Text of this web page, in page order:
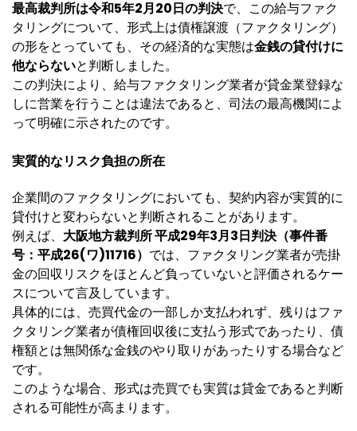
最高裁判所は令和5年2月20日の判決で、この給与ファク
タリングについて、形式上は債権譲渡（ファクタリング）
の形をとっていても、その経済的な実態は金銭の貸付けに
他ならないと判断しました。
この判決により、給与ファクタリング業者が貸金業登録な
しに営業を行うことは違法であると、司法の最高機関によ
って明確に示されたのです。
実質的なリスク負担の所在
企業間のファクタリングにおいても、契約内容が実質的に
貸付けと変わらないと判断されることがあります。
例えば、 大阪地方裁判所 平成29年3月3日判決（事件番
号：平成26(ワ)11716） では、ファクタリング業者が売掛
金の回収リスクをほとんど負っていないと評価されるケー
スについて言及しています。
具体的には、売買代金の一部しか支払われず、残りはファ
クタリング業者が債権回収後に支払う形式であったり、債
権額とは無関係な金銭のやり取りがあったりする場合など
です。
このような場合、形式は売買でも実質は貸金であると判断
される可能性が高まります。